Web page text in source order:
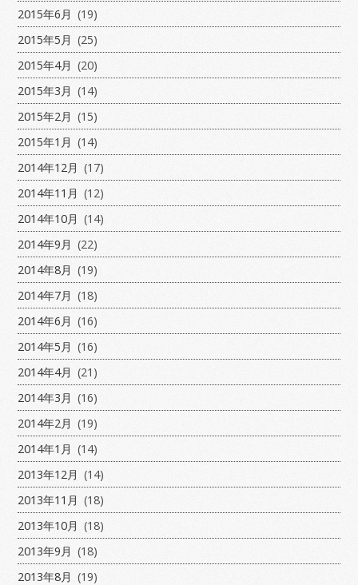
2015年6月 (19)
2015年5月 (25)
2015年4月 (20)
2015年3月 (14)
2015年2月 (15)
2015年1月 (14)
2014年12月 (17)
2014年11月 (12)
2014年10月 (14)
2014年9月 (22)
2014年8月 (19)
2014年7月 (18)
2014年6月 (16)
2014年5月 (16)
2014年4月 (21)
2014年3月 (16)
2014年2月 (19)
2014年1月 (14)
2013年12月 (14)
2013年11月 (18)
2013年10月 (18)
2013年9月 (18)
2013年8月 (19)